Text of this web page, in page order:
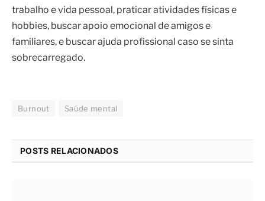
trabalho e vida pessoal, praticar atividades físicas e
hobbies, buscar apoio emocional de amigos e
familiares, e buscar ajuda profissional caso se sinta
sobrecarregado.
Burnout Saúde mental
POSTS RELACIONADOS